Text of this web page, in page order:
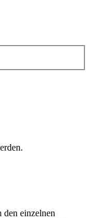
den einzelnen